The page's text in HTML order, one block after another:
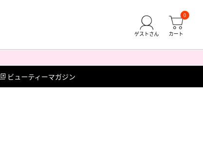
0
ビューティーマガジン